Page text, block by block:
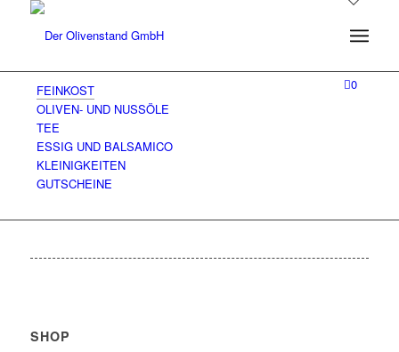
0
FEINKOST
OLIVEN- UND NUSSÖLE
TEE
ESSIG UND BALSAMICO
KLEINIGKEITEN
GUTSCHEINE
SHOP